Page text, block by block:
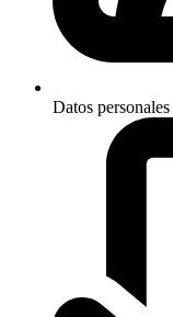
Datos personales